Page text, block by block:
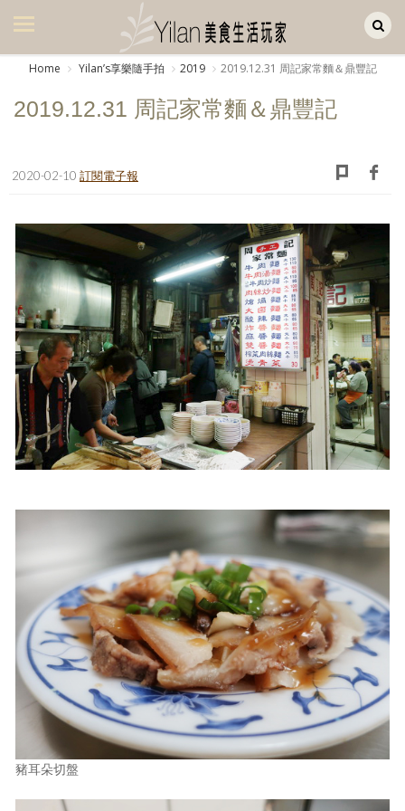
美食集
生活風
書房集
日記簿
餐桌週記
享樂隨手拍
照相簿
影音區
個人著作
活動實況記錄
媒體報導一覽
合作與代言
訂閱電子報
Home Yilanʼs享樂隨手拍 2019 2019.12.31 周記家常麵＆鼎豐記
2019.12.31 周記家常麵＆鼎豐記
2020-02-10 訂閱電子報
豬耳朵切盤